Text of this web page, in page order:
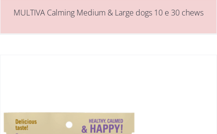
MULTIVA Calming Medium & Large dogs 10 e 30 chews